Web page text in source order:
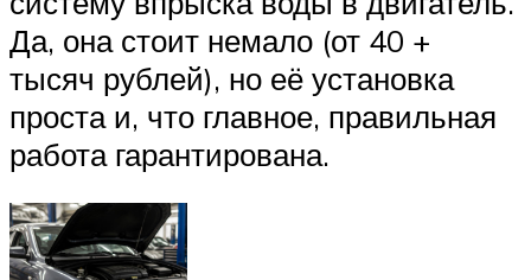
Да, она стоит немало (от 40 +
тысяч рублей), но её установка
проста и, что главное, правильная
работа гарантирована.